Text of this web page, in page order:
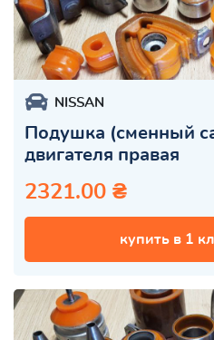
NISSAN
Подушка (сменный
двигателя правая
2321.00 ₴
купить в 1